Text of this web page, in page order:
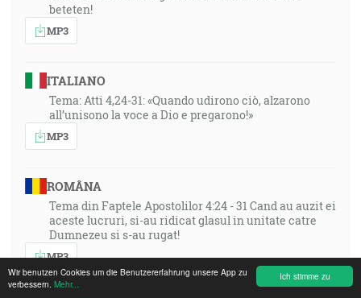
Ich stimme zu
Wir benutzen Cookies um die Benutzererfahrung unsere App zu
verbessern. Mehr...
beteten!
MP3
ITALIANO
Tema: Atti 4,24-31: «Quando udirono ciò, alzarono
all’unisono la voce a Dio e pregarono!»
MP3
ROMÂNA
Tema din Faptele Apostolilor 4:24 - 31 Cand au auzit ei
aceste lucruri, si-au ridicat glasul in unitate catre
Dumnezeu si s-au rugat!
MP3